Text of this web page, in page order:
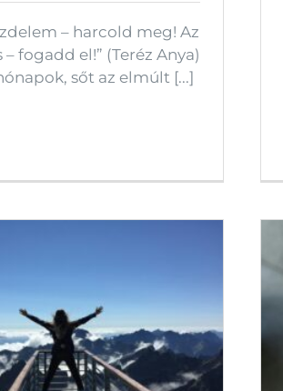
– harcold meg! Az
fogadd el!” (Teréz Anya)
sőt az elmúlt [...]